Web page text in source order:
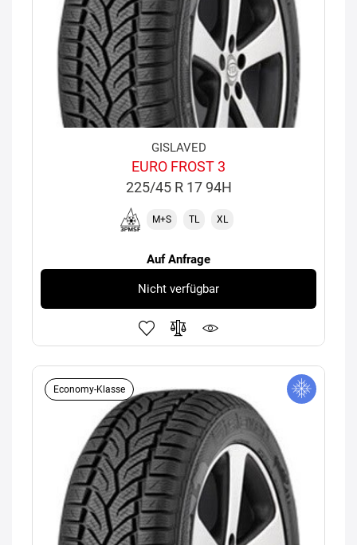
GISLAVED
EURO FROST 3
225/45 R 17 94H
M+S TL XL
Auf Anfrage
Nicht verfügbar
Economy-Klasse